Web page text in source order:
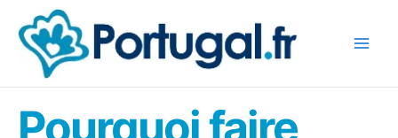
contenu